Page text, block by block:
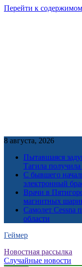
Перейти к
8 августа, 2026
Пытавшаяся
Тагила
С бывшего
электронный
Врачи в
магнитных
Самолет Cessna
области
Геймер
Новостная рассылка
Случайные новости